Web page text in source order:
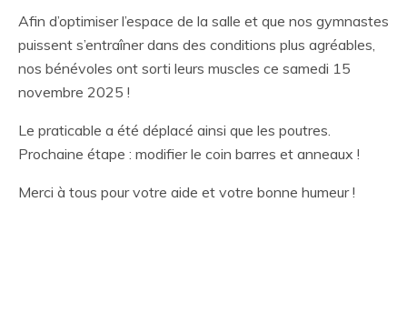
Afin d’optimiser l’espace de la salle et que nos gymnastes
puissent s’entraîner dans des conditions plus agréables,
nos bénévoles ont sorti leurs muscles ce samedi 15
novembre 2025 !
Le praticable a été déplacé ainsi que les poutres.
Prochaine étape : modifier le coin barres et anneaux !
Merci à tous pour votre aide et votre bonne humeur !